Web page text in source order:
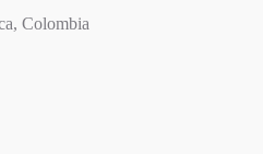
Colombia